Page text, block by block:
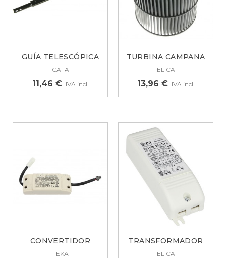
GUÍA TELESCÓPICA
22 CM CAMPANA...
CATA
11,46 € IVA incl.
TURBINA CAMPANA
ELICA, BOSCH...
ELICA
13,96 € IVA incl.
CONVERTIDOR
ELECTRÓNICO
TEKA
TRANSFORMADOR
DE POTENCIA PARA...
ELICA